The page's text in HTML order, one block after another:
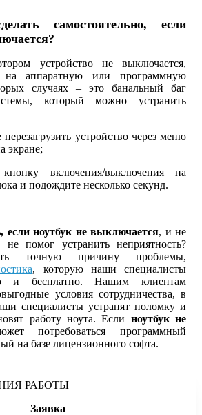
самостоятельно, если
устройство не выключается,
на аппаратную или программную
случаях – это банальный баг
который можно устранить
устройство через меню
экране;
включения/выключения на
и подождите несколько секунд.
если ноутбук не выключается, и не
помог устранить неприятность?
точную причину проблемы,
, которую наши специалисты
и бесплатно. Нашим клиентам
условия сотрудничества, в
специалисты устранят поломку и
работу ноута. Если ноутбук не
потребоваться программный
на базе лицензионного софта.
РАБОТЫ
Заявка